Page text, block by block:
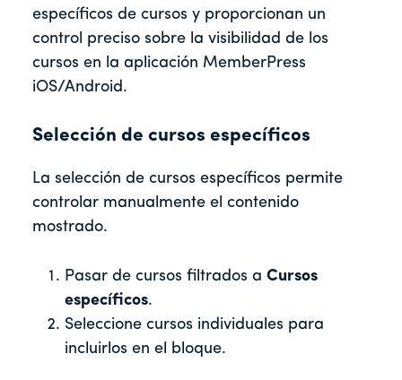
específicos de cursos y proporcionan un
control preciso sobre la visibilidad de los
cursos en la aplicación MemberPress
iOS/Android.
Selección de cursos específicos
La selección de cursos específicos permite
controlar manualmente el contenido
mostrado.
Pasar de cursos filtrados a Cursos
específicos.
Seleccione cursos individuales para
incluirlos en el bloque.